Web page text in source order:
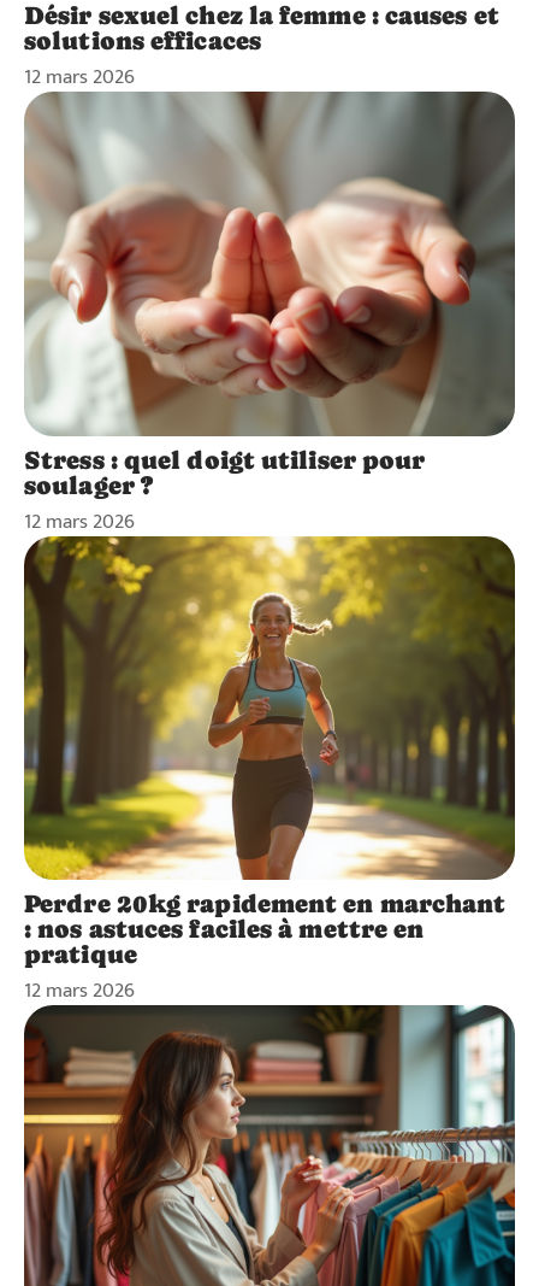
Désir sexuel chez la femme : causes et
solutions efficaces
12 mars 2026
Stress : quel doigt utiliser pour
soulager ?
12 mars 2026
Perdre 20kg rapidement en marchant
: nos astuces faciles à mettre en
pratique
12 mars 2026